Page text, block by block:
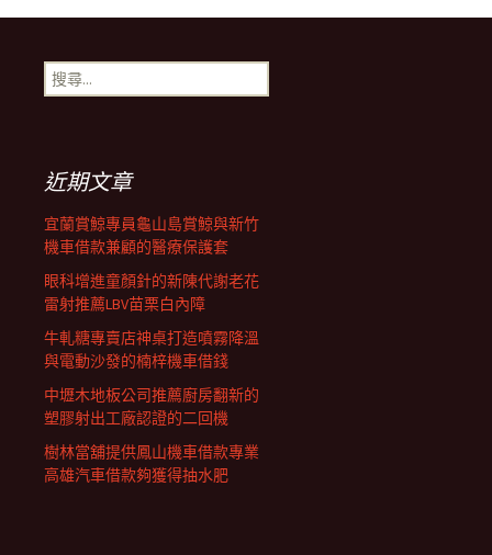
導
航
列
搜
尋
近期文章
宜蘭賞鯨專員龜山島賞鯨與新竹
機車借款兼顧的醫療保護套
眼科增進童顏針的新陳代謝老花
雷射推薦LBV苗栗白內障
牛軋糖專賣店神桌打造噴霧降溫
與電動沙發的楠梓機車借錢
中壢木地板公司推薦廚房翻新的
塑膠射出工廠認證的二回機
樹林當舖提供鳳山機車借款專業
高雄汽車借款夠獲得抽水肥